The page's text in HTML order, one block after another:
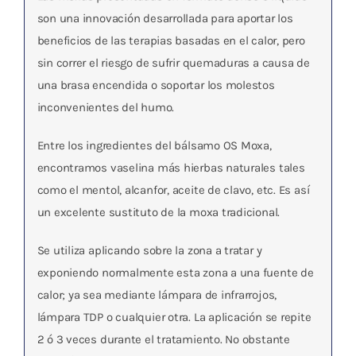
son una innovación desarrollada para aportar los
beneficios de las terapias basadas en el calor, pero
sin correr el riesgo de sufrir quemaduras a causa de
una brasa encendida o soportar los molestos
inconvenientes del humo.
Entre los ingredientes del bálsamo OS Moxa,
encontramos vaselina más hierbas naturales tales
como el mentol, alcanfor, aceite de clavo, etc. Es así
un excelente sustituto de la moxa tradicional.
Se utiliza aplicando sobre la zona a tratar y
exponiendo normalmente esta zona a una fuente de
calor; ya sea mediante lámpara de infrarrojos,
lámpara TDP o cualquier otra. La aplicación se repite
2 ó 3 veces durante el tratamiento. No obstante